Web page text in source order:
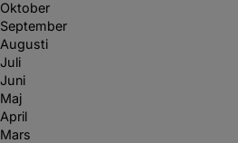
Oktober
September
Augusti
Juli
Juni
Maj
April
Mars